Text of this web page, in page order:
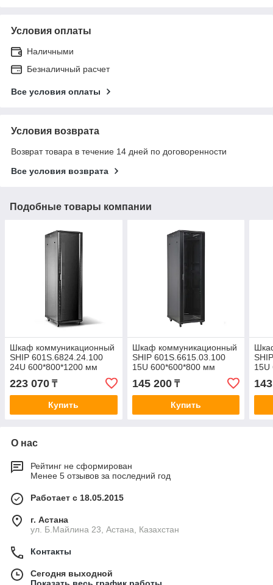
Условия оплаты
Наличными
Безналичный расчет
Все условия оплаты
Условия возврата
Возврат товара в течение 14 дней по договоренности
Все условия возврата
Подобные товары компании
Шкаф коммуникационный
SHIP 601S.6824.24.100
24U 600*800*1200 мм
223 070 ₸
Купить
Шкаф коммуникационный
SHIP 601S.6615.03.100
15U 600*600*800 мм
145 200₸
Купить
15U
О нас
Рейтинг не сформирован
Менее 5 отзывов за последний год
Работает с 18.05.2015
г. Астана
ул. Б.Майлина 23, Астана, Казахстан
Контакты
Сегодня выходной